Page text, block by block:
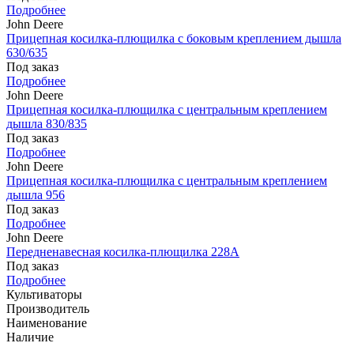
Подробнее
John Deere
Прицепная косилка-плющилка с боковым креплением дышла
630/635
Под заказ
Подробнее
John Deere
Прицепная косилка-плющилка с центральным креплением
дышла 830/835
Под заказ
Подробнее
John Deere
Прицепная косилка-плющилка с центральным креплением
дышла 956
Под заказ
Подробнее
John Deere
Передненавесная косилка-плющилка 228A
Под заказ
Подробнее
Культиваторы
Производитель
Наименование
Наличие